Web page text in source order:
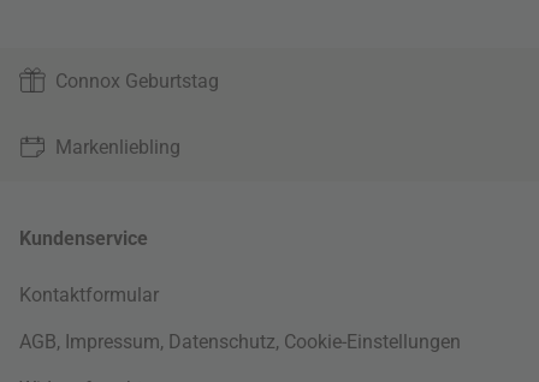
Connox Geburtstag
Markenliebling
Kundenservice
Kontaktformular
AGB, Impressum, Datenschutz, Cookie-Einstellungen